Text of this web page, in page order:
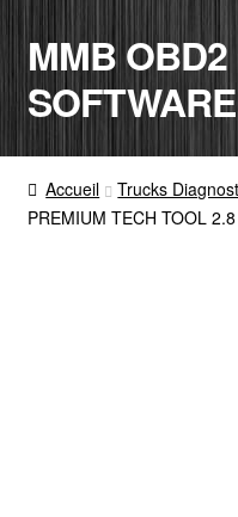
Aller
à
la
Aller
au
contenu
MMB OBD2
SOFTWARE
ACCUEIL
BOUTIQUE
Accueil Trucks
PREMIUM TECH TOOL 2.8